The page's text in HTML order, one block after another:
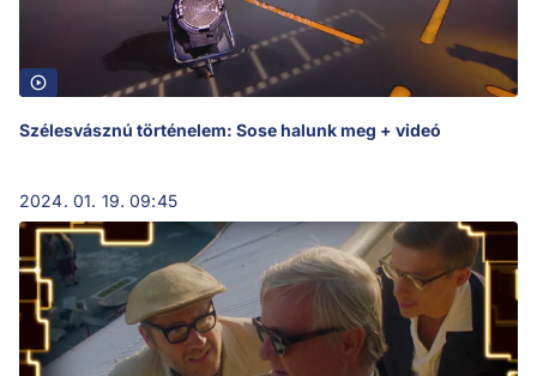
Szélesvásznú történelem: Sose halunk meg + videó
2024. 01. 19. 09:45